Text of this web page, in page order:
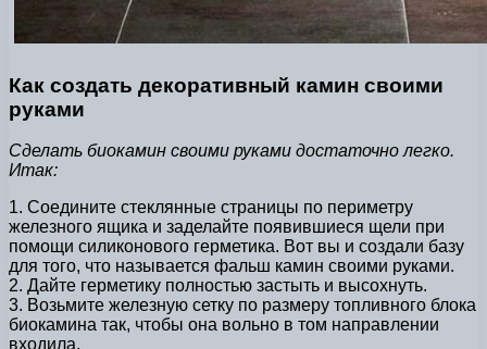
Как создать декоративный камин своими
руками
Сделать биокамин своими руками достаточно легко.
Итак:
1. Соедините стеклянные страницы по периметру
железного ящика и заделайте появившиеся щели при
помощи силиконового герметика. Вот вы и создали базу
для того, что называется фальш камин своими руками.
2. Дайте герметику полностью застыть и высохнуть.
3. Возьмите железную сетку по размеру топливного блока
биокамина так, чтобы она вольно в том направлении
входила.